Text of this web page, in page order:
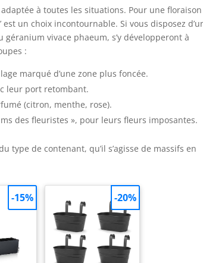
à toutes les situations. Pour une floraison
un choix incontournable. Si vous disposez
géranium vivace phaeum, s’y développeront à
:
marqué d’une zone plus foncée.
leur port retombant.
(citron, menthe, rose).
des fleuristes », pour leurs fleurs imposantes.
type de contenant, qu’il s’agisse de massifs en
-15% -20%